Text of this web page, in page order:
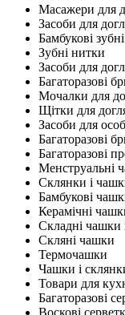
Масажери для
Засоби для
Бамбукові
Зубні нитки
Засоби для
Багаторазові
Мочалки для
Щітки для
Засоби для
Багаторазові
Багаторазові
Менструальні
Склянки і
Бамбукові
Керамічні
Складні чашки
Скляні чашки
Термочашки
Чашки і
Товари для
Багаторазові